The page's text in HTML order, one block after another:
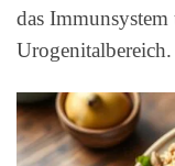
das
Urogenitalbereich.